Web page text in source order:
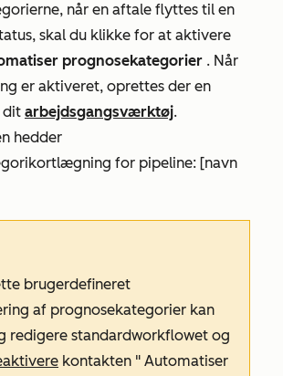
når en aftale flyttes til en
skal du klikke for at aktivere
prognosekategorier . Når
er aktiveret, oprettes der en
dit arbejdsgangsværktøj.
hedder
for pipeline: [navn
brugerdefineret
af prognosekategorier kan
redigere standardworkflowet og
kontakten " Automatiser